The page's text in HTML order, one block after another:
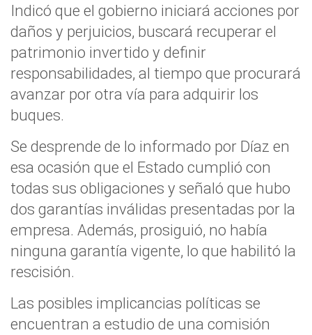
Indicó que el gobierno iniciará acciones por
daños y perjuicios, buscará recuperar el
patrimonio invertido y definir
responsabilidades, al tiempo que procurará
avanzar por otra vía para adquirir los
buques.
Se desprende de lo informado por Díaz en
esa ocasión que el Estado cumplió con
todas sus obligaciones y señaló que hubo
dos garantías inválidas presentadas por la
empresa. Además, prosiguió, no había
ninguna garantía vigente, lo que habilitó la
rescisión.
Las posibles implicancias políticas se
encuentran a estudio de una comisión